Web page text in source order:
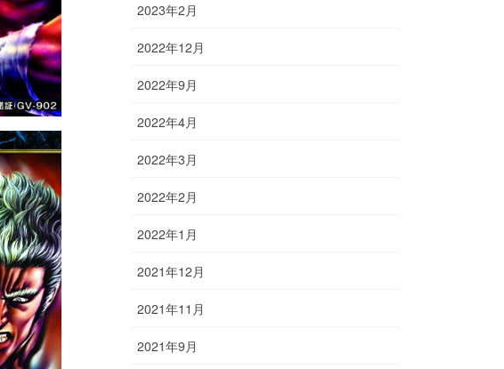
2023年2月
2022年12月
2022年9月
2022年4月
2022年3月
2022年2月
2022年1月
2021年12月
2021年11月
2021年9月